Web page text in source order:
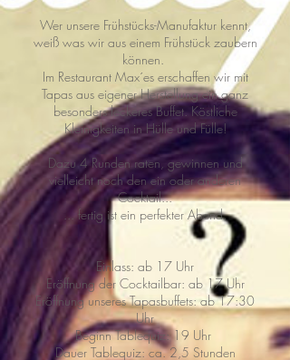
Wer unsere Frühstücks-Manufaktur kennt,
weiß was wir aus einem Frühstück zaubern
können.
Im Restaurant Max´es erschaffen wir mit
Tapas aus eigener Herstellung ein ganz
besonders leckeres Buffet. Köstliche
Kleinigkeiten in Hülle und Fülle!
Dazu 4 Runden raten, gewinnen und
vielleicht noch den ein oder anderen
Cocktail...
... fertig ist ein perfekter Abend.
Einlass: ab 17 Uhr
Eröffnung der Cocktailbar: ab 17 Uhr
Eröffnung unseres Tapasbuffets: ab 17:30
Uhr
Beginn Tablequiz: 19 Uhr
Dauer Tablequiz: ca. 2,5 Stunden